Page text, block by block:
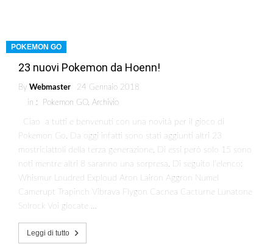
POKEMON GO
23 nuovi Pokemon da Hoenn!
By Webmaster
24 Gennaio 2018
in :
Pokemon GO, Archivio
Ciao a tutti e benvenuti con una novità per il gioco di
Pokemon Go. Da oggi infatti sono stati aggiunti altri 23
mostriciattoli della terza generazione. Di essi però solo 15 sono
noti mentre altri 8 saranno una sorpresa. Di seguito l’elenco:
Whismur Loudred Exploud Aron Lairon Aggron Numel
Camerupt Trapinch Vibrava Flygon Cacnea Cacturne Lunatone
Solrock Voi giocate …
Leggi di tutto